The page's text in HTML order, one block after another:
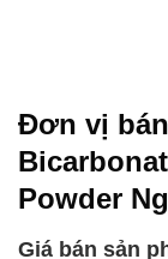
Đơn vị
Powder
Giá bán sản